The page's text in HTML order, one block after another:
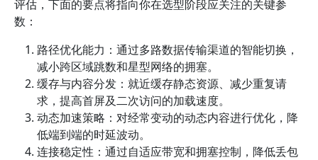
评估，下面的要点将指向你在选型阶段应关注的关键参
数：
路径优化能力：通过多路数据传输渠道的智能切换，
减小跨区域跳数和星型网络的拥塞。
缓存与内容分发：就近缓存静态资源、减少重复请
求，提高首屏及二次访问的加载速度。
动态加速策略：对经常变动的动态内容进行优化，降
低端到端的时延波动。
连接稳定性：通过自适应带宽和拥塞控制，降低丢包